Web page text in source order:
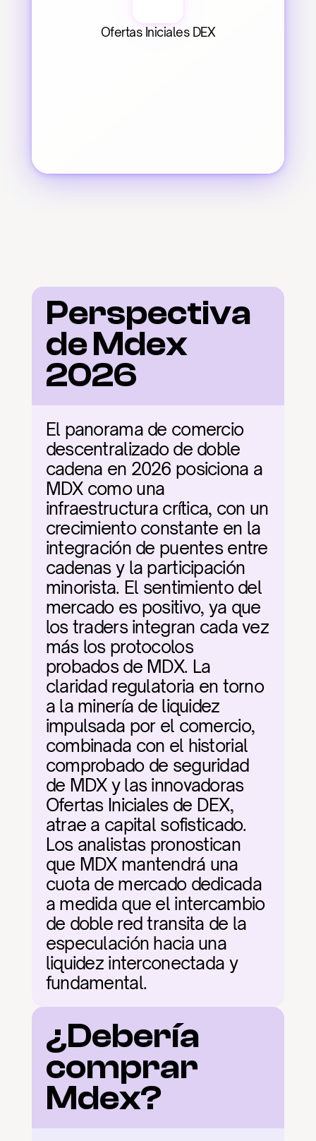
Ofertas Iniciales DEX
Perspectiva
de Mdex
2026
El panorama de comercio
descentralizado de doble
cadena en 2026 posiciona a
MDX como una
infraestructura crítica, con un
crecimiento constante en la
integración de puentes entre
cadenas y la participación
minorista. El sentimiento del
mercado es positivo, ya que
los traders integran cada vez
más los protocolos
probados de MDX. La
claridad regulatoria en torno
a la minería de liquidez
impulsada por el comercio,
combinada con el historial
comprobado de seguridad
de MDX y las innovadoras
Ofertas Iniciales de DEX,
atrae a capital sofisticado.
Los analistas pronostican
que MDX mantendrá una
cuota de mercado dedicada
a medida que el intercambio
de doble red transita de la
especulación hacia una
liquidez interconectada y
fundamental.
¿Debería
comprar
Mdex?